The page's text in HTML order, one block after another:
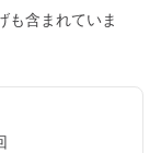
も含まれていま